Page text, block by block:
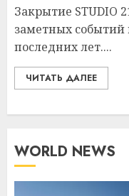
Закрытие STUDIO
заметных
последних лет....
ЧИТАТЬ ДАЛЕЕ
WORLD NEWS